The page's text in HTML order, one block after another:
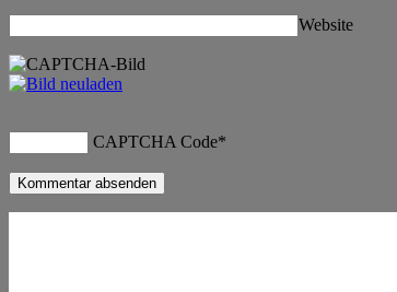
Website
CAPTCHA Code*